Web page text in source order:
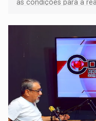
as condições para a